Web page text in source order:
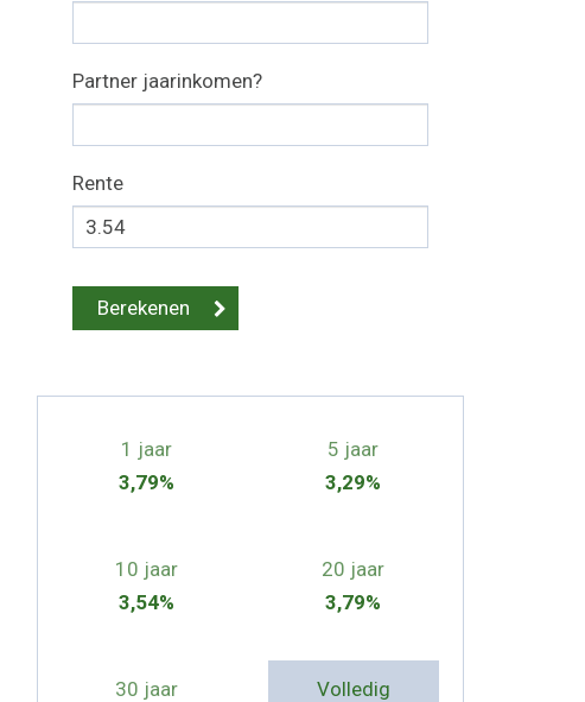
Partner jaarinkomen?
Rente
1 jaar
3,79%
5 jaar
3,29%
10 jaar
3,54%
20 jaar
3,79%
30 jaar
Volledig